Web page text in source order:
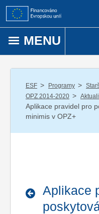
Přejít k obsahu
MENU
ESF / Programy /
OPZ 2014-2020 /
Aplikace pravidel pro
minimis v OPZ+
Aplikace